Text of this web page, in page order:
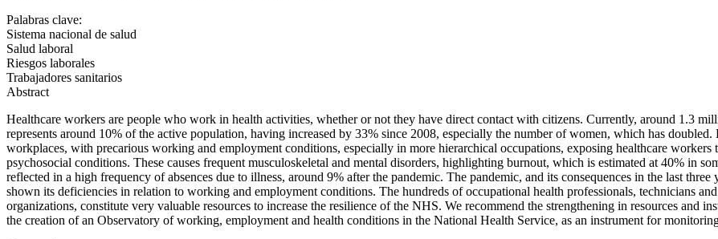
Palabras clave:
Sistema nacional de salud
Salud laboral
Riesgos laborales
Trabajadores sanitarios
Abstract
Healthcare workers are people who work in health activities, whether or not they have direct contact with citizens. Currently, around 1.3
represents around 10% of the active population, having increased by 33% since 2008, especially the number of women, which has
workplaces, with precarious working and employment conditions, especially in more hierarchical occupations, exposing healthcare
psychosocial conditions. These causes frequent musculoskeletal and mental disorders, highlighting burnout, which is estimated at 40% in
reflected in a high frequency of absences due to illness, around 9% after the pandemic. The pandemic, and its consequences in the last three
shown its deficiencies in relation to working and employment conditions. The hundreds of occupational health professionals, technicians
organizations, constitute very valuable resources to increase the resilience of the NHS. We recommend the strengthening in resources and
the creation of an Observatory of working, employment and health conditions in the National Health Service, as an instrument for